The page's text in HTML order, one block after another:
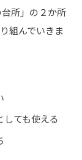
所」の２か所
組んでいきま
ても使える